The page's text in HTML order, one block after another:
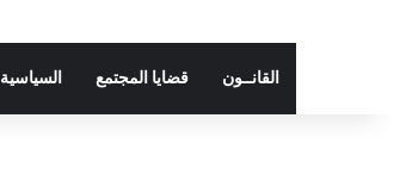
القانــون قضايا المجتمع السياسية